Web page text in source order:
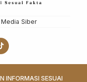
Siber
INFORMASI SESUAI